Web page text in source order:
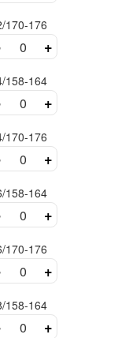
170-176
+
158-164
+
170-176
+
158-164
+
170-176
+
158-164
+